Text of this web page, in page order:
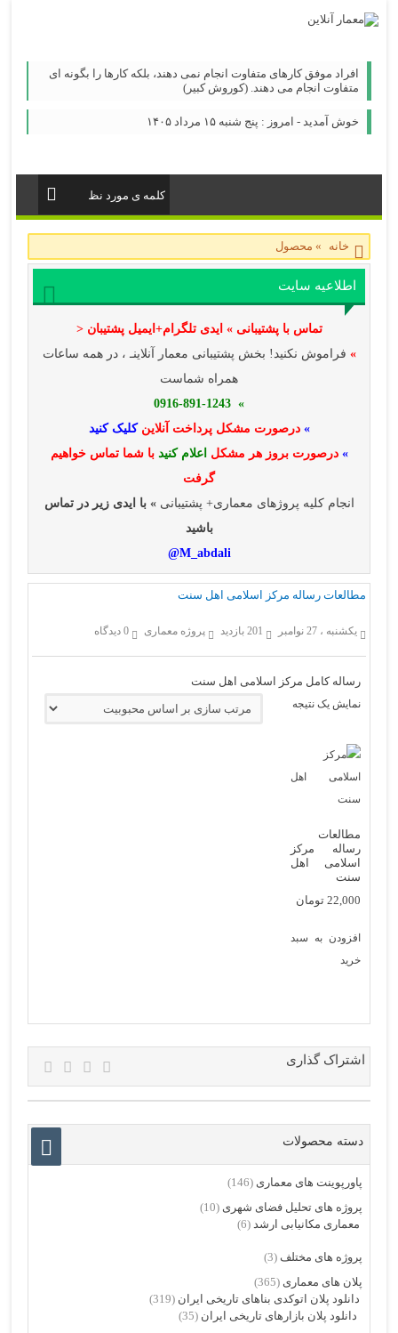
افراد موفق کارهای متفاوت انجام نمی دهند، بلکه کارها را بگونه ای
متفاوت انجام می دهند. (کوروش کبیر)
خوش آمدید - امروز : پنج شنبه ۱۵ مرداد ۱۴۰۵
خانه » محصول
اطلاعیه سایت
تماس با پشتیبانی » ایدی تلگرام+ایمیل پشتیبان <
» فراموش نکنید! بخش پشتیبانی معمار آنلاینـ ، در همه ساعات
همراه شماست
» 0916-891-1243
» درصورت مشکل پرداخت آنلاینکلیک کنید
» درصورت بروز هر مشکل اعلام کنید با شما تماس خواهیم
گرفت
انجام کلیه پروژهای معماری+ پشتیبانی» با ایدی زیر در تماس
باشید
M_abdali@
مطالعات رساله مرکز اسلامی اهل سنت
یکشنبه ، 27 نوامبر 201 بازدید پروژه معماری 0 دیدگاه
رساله کامل مرکز اسلامی اهل سنت
نمایش یک نتیجه
مطالعات
رساله مرکز
اسلامی اهل
سنت
22,000 تومان
افزودن به سبد
خرید
اشتراک گذاری
دسته محصولات
پاورپوینت های معماری (146)
پروژه های تحلیل فضای شهری (10)
معماری مکانیابی ارشد (6)
پروژه های مختلف (3)
پلان های معماری (365)
دانلود پلان اتوکدی بناهای تاریخی ایران (319)
دانلود پلان بازارهای تاریخی ایران (35)